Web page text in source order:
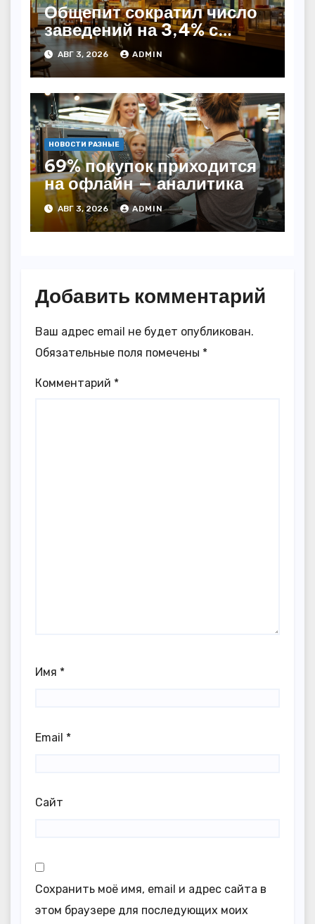
Общепит сократил число
заведений на 3,4% с
начала года — INFOLine
АВГ 3, 2026 ADMIN
НОВОСТИ РАЗНЫЕ
69% покупок приходится
на офлайн — аналитика
АВГ 3, 2026 ADMIN
Добавить комментарий
Ваш адрес email не будет опубликован.
Обязательные поля помечены *
Комментарий *
Имя *
Email *
Сайт
Сохранить моё имя, email и адрес сайта в
этом браузере для последующих моих